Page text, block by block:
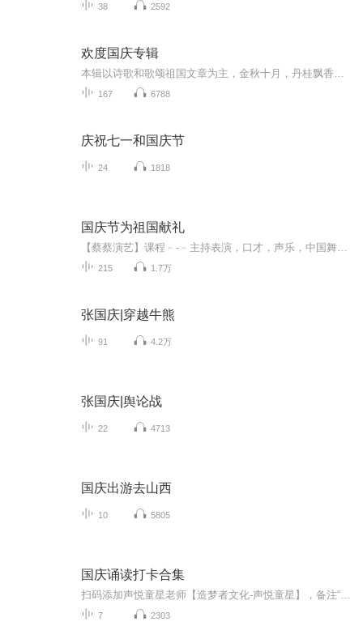
38 2592
欢度国庆专辑
167 6788
庆祝七一和国庆节
24 1818
国庆节为祖国献礼
215 1.7万
张国庆|穿越牛熊
91 4.2万
张国庆|舆论战
22 4713
国庆出游去山西
10 5805
国庆诵读打卡合集
7 2303